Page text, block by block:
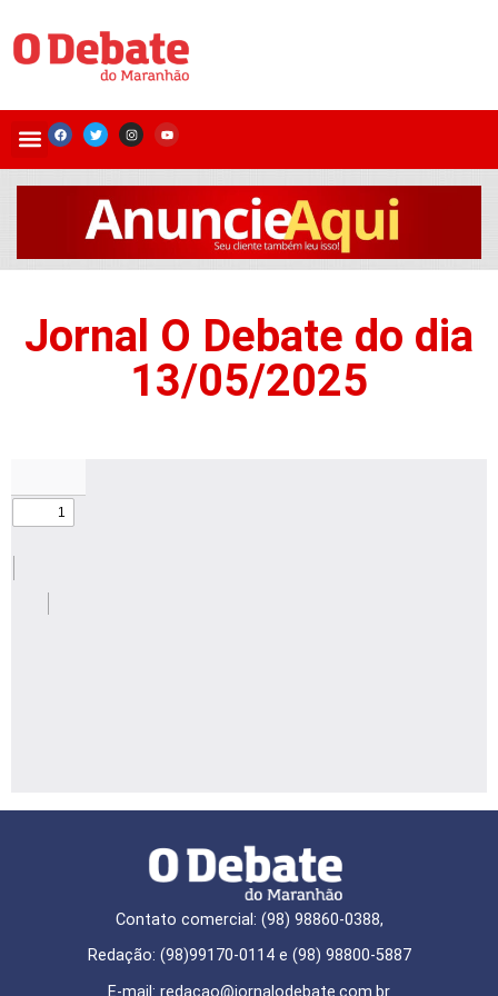
Jornal O Debate do dia
13/05/2025
Contato comercial: (98) 98860-0388,
Redação: (98)99170-0114 e (98) 98800-5887
E-mail: redaçao@jornalodebate.com.br